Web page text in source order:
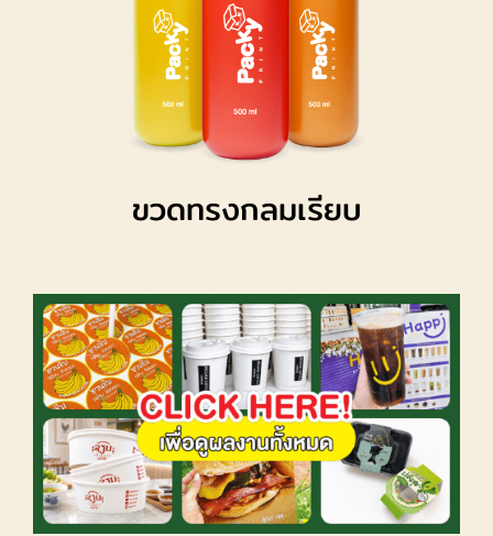
ขวดทรงกลมเรียบ